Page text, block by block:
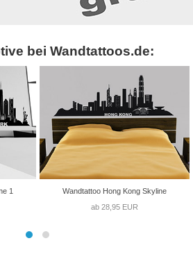
bei Wandtattoos.de:
1
Wandtattoo Hong Kong Skyline
ab 28,95 EUR